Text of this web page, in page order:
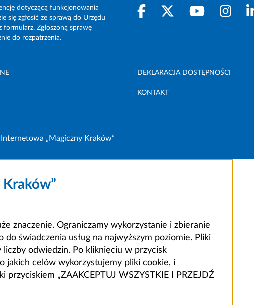
dotyczącą funkcjonowania
się zgłosić ze sprawą do Urzędu
formularz. Zgłoszoną sprawę
do rozpatrzenia.
DEKLARACJA DOSTĘPNOŚCI
KONTAKT
„Magiczny Kraków”
znaczenie. Ograniczamy wykorzystanie i zbieranie
świadczenia usług na najwyższym poziomie. Pliki
odwiedzin. Po kliknięciu w przycisk
jakich celów wykorzystujemy pliki cookie, i
„ZAAKCEPTUJ WSZYSTKIE I PRZEJDŹ